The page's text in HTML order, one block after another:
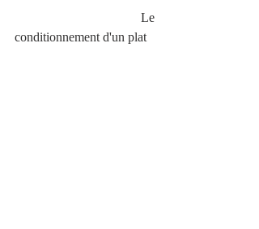
conditionnement d'un plat